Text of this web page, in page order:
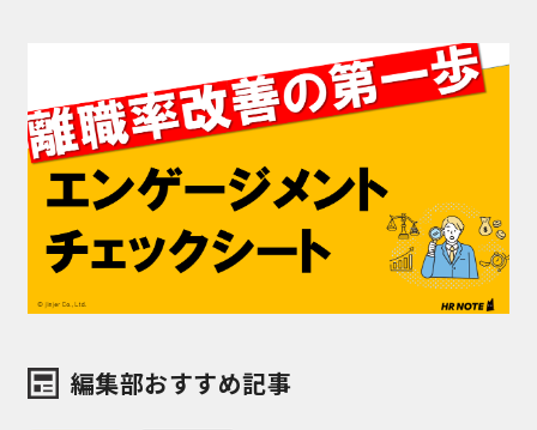
編集部おすすめ記事